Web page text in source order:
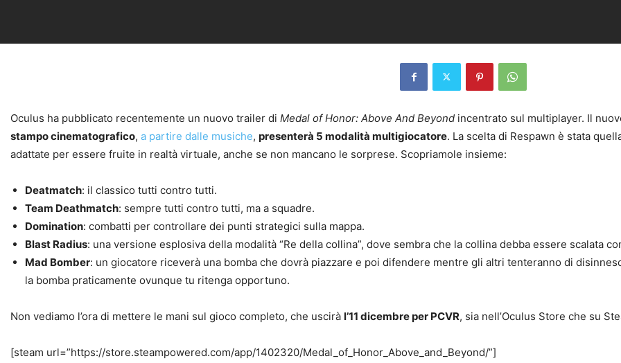
Oculus ha pubblicato recentemente un nuovo trailer di Medal of Honor: Above And Beyond incentrato sul multiplayer. Il
stampo cinematografico, a partire dalle musiche, presenterà 5 modalità multigiocatore. La scelta di Respawn è stata
adattate per essere fruite in realtà virtuale, anche se non mancano le sorprese. Scopriamole insieme:
Deatmatch: il classico tutti contro tutti.
Team Deathmatch: sempre tutti contro tutti, ma a squadre.
Domination: combatti per controllare dei punti strategici sulla mappa.
Blast Radius: una versione esplosiva della modalità “Re della collina”, dove sembra che la collina debba essere scalata
Mad Bomber: un giocatore riceverà una bomba che dovrà piazzare e poi difendere mentre gli altri tenteranno di
la bomba praticamente ovunque tu ritenga opportuno.
Non vediamo l’ora di mettere le mani sul gioco completo, che uscirà l’11 dicembre per PCVR, sia nell’Oculus Store che su
[steam url=”https://store.steampowered.com/app/1402320/Medal_of_Honor_Above_and_Beyond/”]